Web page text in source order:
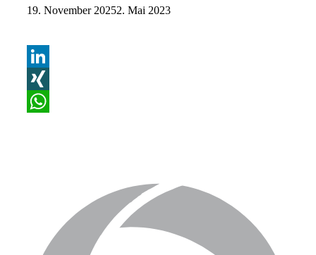
19. November 20252. Mai 2023
LinkedIn
XING